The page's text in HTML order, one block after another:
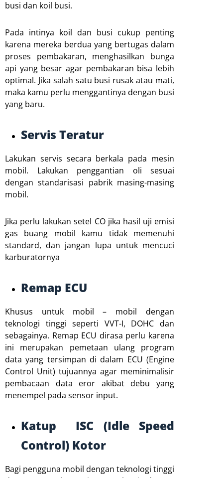
busi dan koil busi.
Pada intinya koil dan busi cukup penting
karena mereka berdua yang bertugas dalam
proses pembakaran, menghasilkan bunga
api yang besar agar pembakaran bisa lebih
optimal. Jika salah satu busi rusak atau mati,
maka kamu perlu menggantinya dengan busi
yang baru.
Servis Teratur
Lakukan servis secara berkala pada mesin
mobil. Lakukan penggantian oli sesuai
dengan standarisasi pabrik masing-masing
mobil.
Jika perlu lakukan setel CO jika hasil uji emisi
gas buang mobil kamu tidak memenuhi
standard, dan jangan lupa untuk mencuci
karburatornya
Remap ECU
Khusus untuk mobil – mobil dengan
teknologi tinggi seperti VVT-I, DOHC dan
sebagainya. Remap ECU dirasa perlu karena
ini merupakan pemetaan ulang program
data yang tersimpan di dalam ECU (Engine
Control Unit) tujuannya agar meminimalisir
pembacaan data eror akibat debu yang
menempel pada sensor input.
Katup ISC (Idle Speed
Control) Kotor
Bagi pengguna mobil dengan teknologi tinggi